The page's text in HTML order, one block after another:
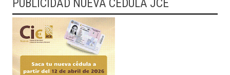
PUBLICIDAD NUEVA CEDULA JCE